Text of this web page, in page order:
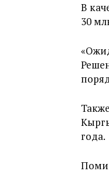
В
30
года.